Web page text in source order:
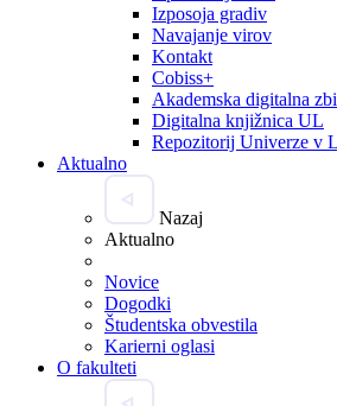
Izposoja gradiv
Navajanje virov
Kontakt
Cobiss+
Akademska digitalna
Digitalna knjižnica UL
Repozitorij Univerze v
Aktualno
Nazaj
Aktualno
Novice
Dogodki
Študentska obvestila
Karierni oglasi
O fakulteti